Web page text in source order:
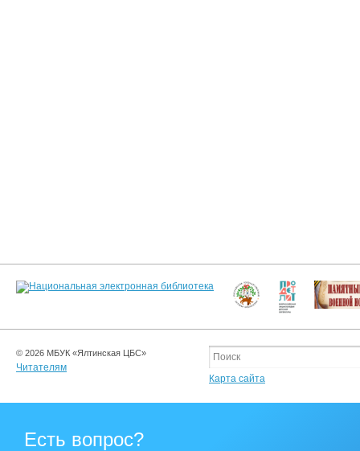
© 2026 МБУК «Ялтинская ЦБС»
Читателям
Карта сайта
Есть вопрос?